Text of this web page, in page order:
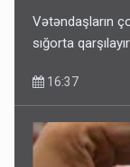
Vətəndaşların
sığorta
16:37